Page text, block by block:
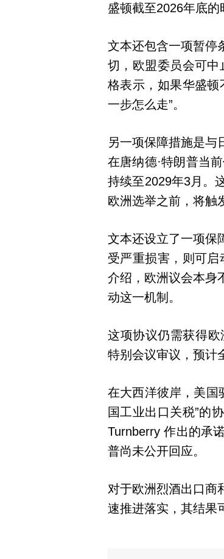
盛顿截至2026年底的
文本还包含一项暂停
切，欧盟委员会可中
格表示，如果华盛顿
一步怎么走”。
另一项保障措施是与
在唐纳德·特朗普当
持续至2029年3月。
欧洲选举之前，将触
文本还设立了一项保
受严重损害，则可启
介绍，欧洲议会本身
动这一机制。
这项协议仍需获得
特别会议审议，预计
在大西洋彼岸，美国
国工业出口关税”的
Turnberry 作出的承
普尚未公开回应。
对于欧洲烈酒出口商
速推进落实，其结果